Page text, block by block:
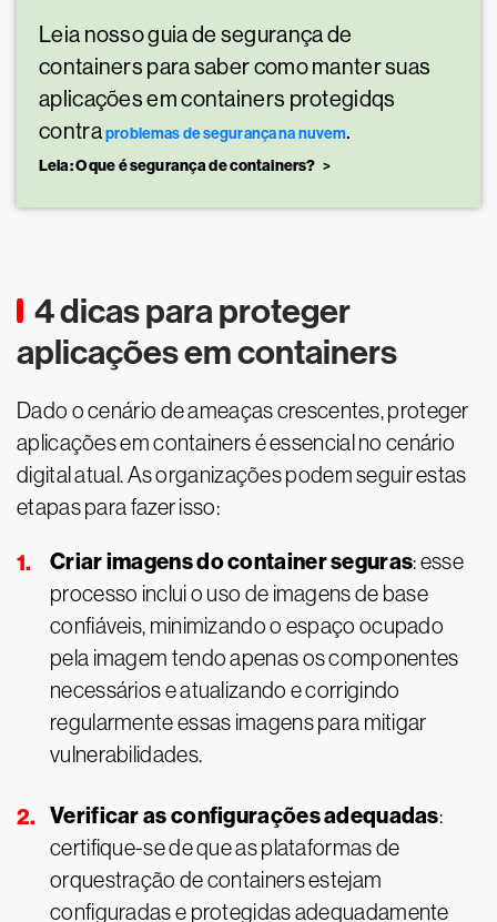
Leia nosso guia de segurança de
containers para saber como manter suas
aplicações em containers protegidqs
contraproblemas de segurança na nuvem.
Leia: O que é segurança de containers?
4 dicas para proteger
aplicações em containers
Dado o cenário de ameaças crescentes, proteger
aplicações em containers é essencial no cenário
digital atual. As organizações podem seguir estas
etapas para fazer isso:
Criar imagens do container seguras: esse
processo inclui o uso de imagens de base
confiáveis, minimizando o espaço ocupado
pela imagem tendo apenas os componentes
necessários e atualizando e corrigindo
regularmente essas imagens para mitigar
vulnerabilidades.
Verificar as configurações adequadas:
certifique-se de que as plataformas de
orquestração de containers estejam
configuradas e protegidas adequadamente